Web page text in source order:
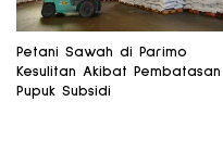
Petani Sawah di Parimo
Kesulitan Akibat Pembatasan
Pupuk Subsidi